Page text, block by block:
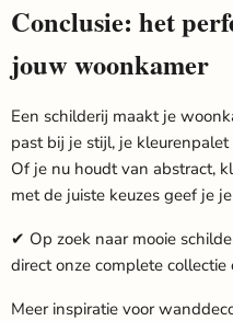
Conclusie: het
jouw woonkamer
Een schilderij maakt je
past bij je stijl, je
Of je nu houdt van abstract,
met de juiste keuzes geef je
✔ Op zoek naar mooie
direct onze complete collectie
Meer inspiratie voor